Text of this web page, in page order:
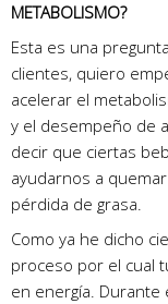
METABOLISMO?
Esta es una
clientes, quiero
acelerar el
y el desempeño de
decir que ciertas
ayudarnos a
pérdida de grasa.
Como ya he dicho
proceso por el cual
en energía. Durante